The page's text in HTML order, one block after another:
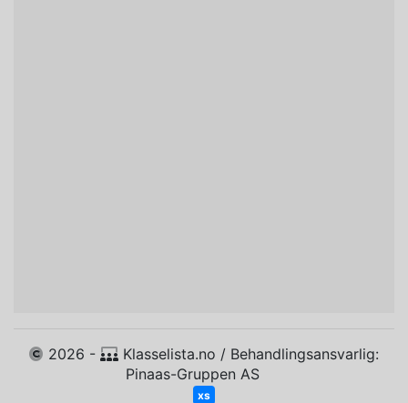
2026 -
Klasselista.no / Behandlingsansvarlig:
Pinaas-Gruppen AS
xs